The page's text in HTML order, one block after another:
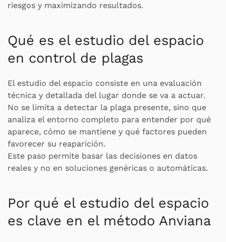
riesgos y maximizando resultados.
Qué es el estudio del espacio
en control de plagas
El estudio del espacio consiste en una evaluación
técnica y detallada del lugar donde se va a actuar.
No se limita a detectar la plaga presente, sino que
analiza el entorno completo para entender por qué
aparece, cómo se mantiene y qué factores pueden
favorecer su reaparición.
Este paso permite basar las decisiones en datos
reales y no en soluciones genéricas o automáticas.
Por qué el estudio del espacio
es clave en el método Anviana